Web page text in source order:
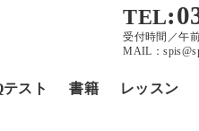
テスト 書籍 レッスン
TEL
受付時間／午
MAIL：